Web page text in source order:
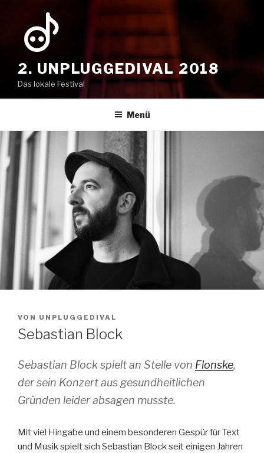
springen
2. UNPLUGGEDIVAL 2018
Das lokale Festival
Menü
VON UNPLUGGEDIVAL
Sebastian Block
Sebastian Block spielt an Stelle von Flonske,
der sein Konzert aus gesundheitlichen
Gründen leider absagen musste.
Mit viel Hingabe und einem besonderen Gespür für Text
und Musik spielt sich Sebastian Block seit einigen Jahren